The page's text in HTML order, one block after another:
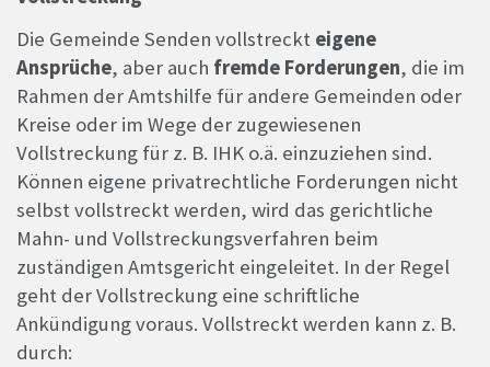
Die Gemeinde Senden vollstreckt eigene
Ansprüche, aber auch fremde Forderungen, die im
Rahmen der Amtshilfe für andere Gemeinden oder
Kreise oder im Wege der zugewiesenen
Vollstreckung für z. B. IHK o.ä. einzuziehen sind.
Können eigene privatrechtliche Forderungen nicht
selbst vollstreckt werden, wird das gerichtliche
Mahn- und Vollstreckungsverfahren beim
zuständigen Amtsgericht eingeleitet. In der Regel
geht der Vollstreckung eine schriftliche
Ankündigung voraus. Vollstreckt werden kann z. B.
durch: